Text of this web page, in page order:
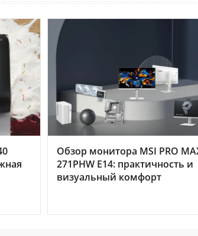
Обзор монитора MSI PRO
271PHW E14: практичность и
визуальный комфорт